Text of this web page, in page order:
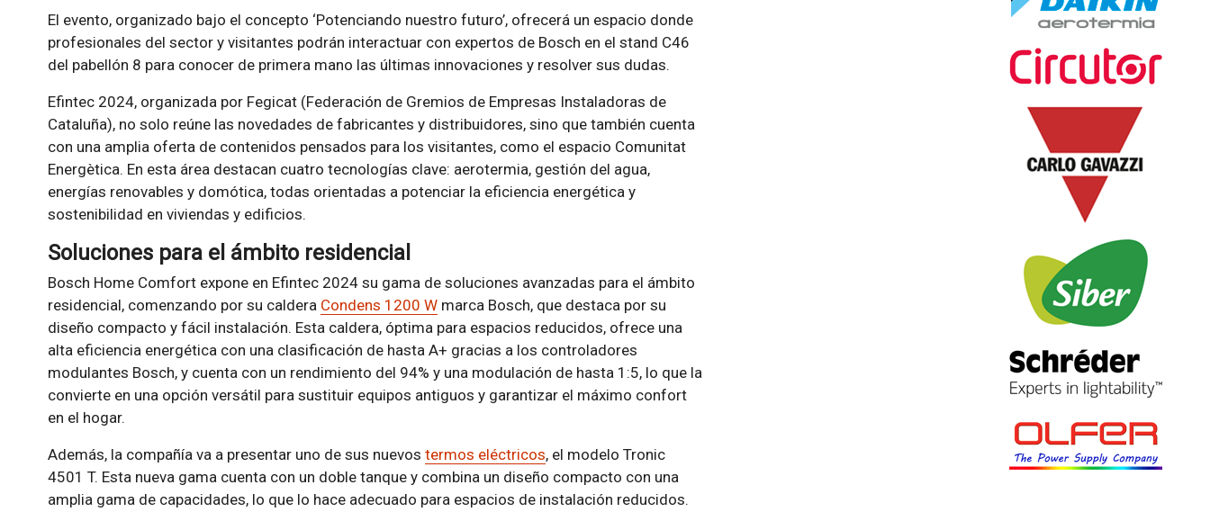
El evento, organizado bajo el concepto ‘Potenciando nuestro futuro’, ofrecerá un espacio donde
profesionales del sector y visitantes podrán interactuar con expertos de Bosch en el stand C46
del pabellón 8 para conocer de primera mano las últimas innovaciones y resolver sus dudas.
Efintec 2024, organizada por Fegicat (Federación de Gremios de Empresas Instaladoras de
Cataluña), no solo reúne las novedades de fabricantes y distribuidores, sino que también cuenta
con una amplia oferta de contenidos pensados para los visitantes, como el espacio Comunitat
Energètica. En esta área destacan cuatro tecnologías clave: aerotermia, gestión del agua,
energías renovables y domótica, todas orientadas a potenciar la eficiencia energética y
sostenibilidad en viviendas y edificios.
Soluciones para el ámbito residencial
Bosch Home Comfort expone en Efintec 2024 su gama de soluciones avanzadas para el ámbito
residencial, comenzando por su caldera Condens 1200 Wmarca Bosch, que destaca por su
diseño compacto y fácil instalación. Esta caldera, óptima para espacios reducidos, ofrece una
alta eficiencia energética con una clasificación de hasta A+ gracias a los controladores
modulantes Bosch, y cuenta con un rendimiento del 94% y una modulación de hasta 1:5, lo que la
convierte en una opción versátil para sustituir equipos antiguos y garantizar el máximo confort
en el hogar.
Además, la compañía va a presentar uno de sus nuevos termos eléctricos, el modelo Tronic
4501 T. Esta nueva gama cuenta con un doble tanque y combina un diseño compacto con una
amplia gama de capacidades, lo que lo hace adecuado para espacios de instalación reducidos.